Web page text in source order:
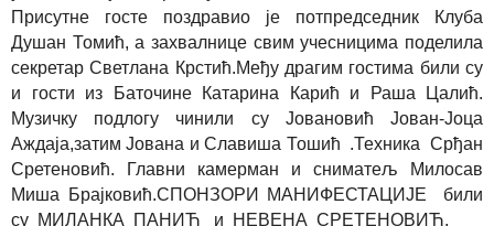
Присутне госте поздравио је потпредседник Клуба
Душан Томић, а захвалнице свим учесницима поделила
секретар Светлана Крстић.Међу драгим гостима били су
и гости из Баточине Катарина Карић и Раша Цалић.
Музичку подлогу чинили су Јовановић Јован-Јоца
Аждаја,затим Јована и Славиша Тошић .Техника Срђан
Сретеновић. Главни камерман и сниматељ Милосав
Миша Брајковић.СПОНЗОРИ МАНИФЕСТАЦИЈЕ били
су МИЛАНКА ПАНИЋ и НЕВЕНА СРЕТЕНОВИЋ.